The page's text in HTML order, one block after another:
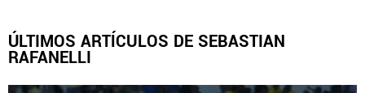
el sitio oficialhaz click aquí
ÚLTIMOS ARTÍCULOS DE SEBASTIAN
RAFANELLI